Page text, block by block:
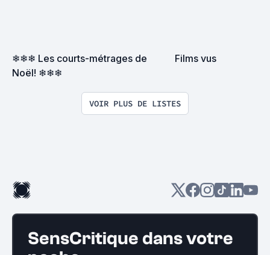
❄❄❄ Les courts-métrages de
Noël! ❄❄❄
Films vus
VOIR PLUS DE LISTES
SensCritique dans votre